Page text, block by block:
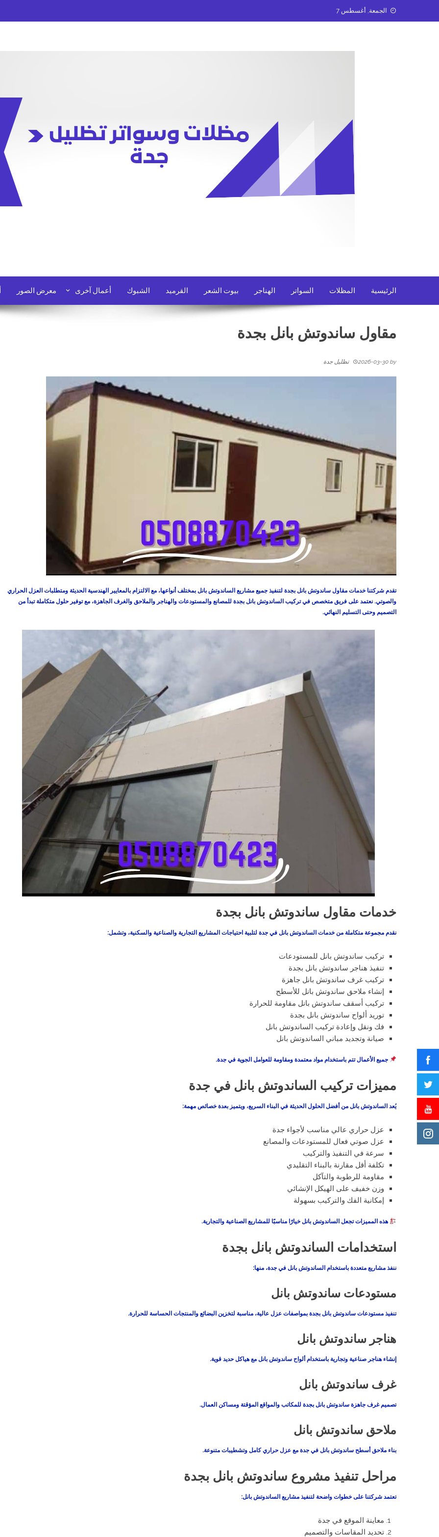
الجمعة, أغسطس 7
الرئيسية المظلات السواتر الهناجر بيوت الشعر القرميد الشبوك أعمال آخرى معرض الصور
مقاول ساندوتش بانل بجدة
2026-03-30 by تظليل جدة
تقدم شركتنا خدمات مقاول ساندوتش بانل بجدة لتنفيذ جميع مشاريع الساندوتش بانل بمختلف أنواعها، مع الالتزام بالمعايير الهندسية الحديثة ومتطلبات العزل الحراري
والصوتي. نعتمد على فريق متخصص في تركيب الساندوتش بانل بجدة للمصانع والمستودعات والهناجر والملاحق والغرف الجاهزة، مع توفير حلول متكاملة تبدأ من
التصميم وحتى التسليم النهائي.
خدمات مقاول ساندوتش بانل بجدة
نقدم مجموعة متكاملة من خدمات الساندوتش بانل في جدة لتلبية احتياجات المشاريع التجارية والصناعية والسكنية، وتشمل:
تركيب ساندوتش بانل للمستودعات
تنفيذ هناجر ساندوتش بانل بجدة
تركيب غرف ساندوتش بانل جاهزة
إنشاء ملاحق ساندوتش بانل للأسطح
تركيب أسقف ساندوتش بانل مقاومة للحرارة
توريد ألواح ساندوتش بانل بجدة
فك ونقل وإعادة تركيب الساندوتش بانل
صيانة وتجديد مباني الساندوتش بانل
جميع الأعمال تتم باستخدام مواد معتمدة ومقاومة للعوامل الجوية في جدة.
مميزات تركيب الساندوتش بانل في جدة
يُعد الساندوتش بانل من أفضل الحلول الحديثة في البناء السريع، ويتميز بعدة خصائص مهمة:
عزل حراري عالي مناسب لأجواء جدة
عزل صوتي فعال للمستودعات والمصانع
سرعة في التنفيذ والتركيب
تكلفة أقل مقارنة بالبناء التقليدي
مقاومة للرطوبة والتآكل
وزن خفيف على الهيكل الإنشائي
إمكانية الفك والتركيب بسهولة
هذه المميزات تجعل الساندوتش بانل خيارًا مناسبًا للمشاريع الصناعية والتجارية.
استخدامات الساندوتش بانل بجدة
ننفذ مشاريع متعددة باستخدام الساندوتش بانل في جدة، منها:
مستودعات ساندوتش بانل
تنفيذ مستودعات ساندوتش بانل بجدة بمواصفات عزل عالية، مناسبة لتخزين البضائع والمنتجات الحساسة للحرارة.
هناجر ساندوتش بانل
إنشاء هناجر صناعية وتجارية باستخدام ألواح ساندوتش بانل مع هياكل حديد قوية.
غرف ساندوتش بانل
تصميم غرف جاهزة ساندوتش بانل بجدة للمكاتب والمواقع المؤقتة ومساكن العمال.
ملاحق ساندوتش بانل
بناء ملاحق أسطح ساندوتش بانل في جدة مع عزل حراري كامل وتشطيبات متنوعة.
مراحل تنفيذ مشروع ساندوتش بانل بجدة
تعتمد شركتنا على خطوات واضحة لتنفيذ مشاريع الساندوتش بانل:
معاينة الموقع في جدة
تحديد المقاسات والتصميم